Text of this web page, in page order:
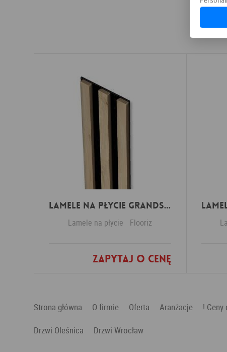
Lamele na płycie Grandson Oak
Lamele na płycie Flooriz
Zapytaj o cenę
Dodaj do ulubionych
Strona główna O firmie Oferta Aranżacje ! Ceny
Drzwi Oleśnica
Drzwi Wrocław